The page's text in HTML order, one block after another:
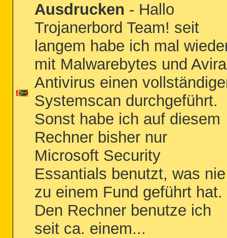
Ausdrucken - Hallo
Trojanerbord Team! seit
langem habe ich mal
mit Malwarebytes und Avira
Antivirus einen
Systemscan durchgeführt.
Sonst habe ich auf diesem
Rechner bisher nur
Microsoft Security
Essantials benutzt, was nie
zu einem Fund geführt hat.
Den Rechner benutze ich
seit ca. einem...